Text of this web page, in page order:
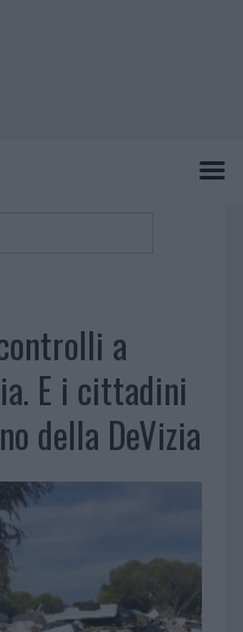
a
E i cittadini
della DeVizia